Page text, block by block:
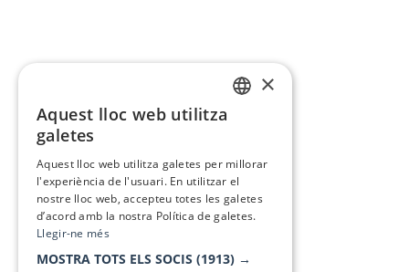
×
Aquest lloc web utilitza
galetes
Aquest lloc web utilitza galetes per millorar
l'experiència de l'usuari. En utilitzar el
nostre lloc web, accepteu totes les galetes
d’acord amb la nostra Política de galetes.
Llegir-ne més
MOSTRA TOTS ELS SOCIS (1913) →